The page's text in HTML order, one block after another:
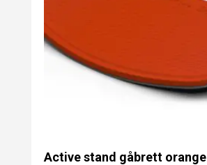
Active stand gåbrett orange